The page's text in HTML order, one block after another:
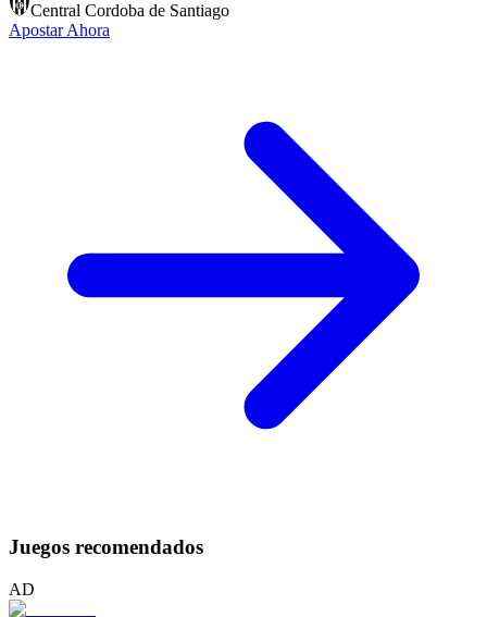
Central Cordoba de Santiago
Apostar Ahora
Juegos recomendados
AD